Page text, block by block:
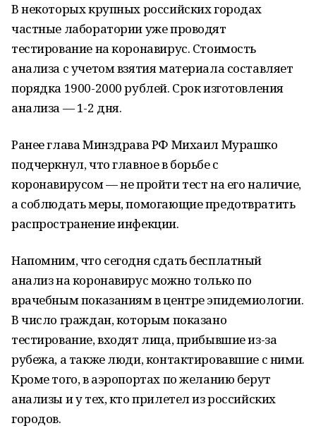
В некоторых крупных российских городах
частные лаборатории уже проводят
тестирование на коронавирус. Стоимость
анализа с учетом взятия материала составляет
порядка 1900-2000 рублей. Срок изготовления
анализа — 1-2 дня.
Ранее глава Минздрава РФ Михаил Мурашко
подчеркнул, что главное в борьбе с
коронавирусом — не пройти тест на его наличие,
а соблюдать меры, помогающие предотвратить
распространение инфекции.
Напомним, что сегодня сдать бесплатный
анализ на коронавирус можно только по
врачебным показаниям в центре эпидемиологии.
В число граждан, которым показано
тестирование, входят лица, прибывшие из-за
рубежа, а также люди, контактировавшие с ними.
Кроме того, в аэропортах по желанию берут
анализы и у тех, кто прилетел из российских
городов.